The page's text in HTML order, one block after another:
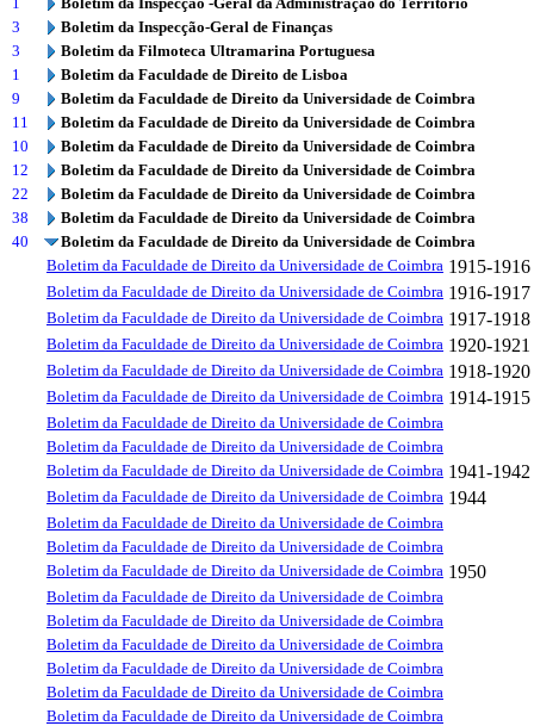
3
Boletim da Inspecção-Geral de Finanças
3
Boletim da Filmoteca Ultramarina Portuguesa
1
Boletim da Faculdade de Direito de Lisboa
9
Boletim da Faculdade de Direito da Universidade de Coimbra
11
Boletim da Faculdade de Direito da Universidade de Coimbra
10
Boletim da Faculdade de Direito da Universidade de Coimbra
12
Boletim da Faculdade de Direito da Universidade de Coimbra
22
Boletim da Faculdade de Direito da Universidade de Coimbra
38
Boletim da Faculdade de Direito da Universidade de Coimbra
40
Boletim da Faculdade de Direito da Universidade de Coimbra
Boletim da Faculdade de Direito da Universidade de Coimbra 1915-1916
Boletim da Faculdade de Direito da Universidade de Coimbra 1916-1917
Boletim da Faculdade de Direito da Universidade de Coimbra 1917-1918
Boletim da Faculdade de Direito da Universidade de Coimbra 1920-1921
Boletim da Faculdade de Direito da Universidade de Coimbra 1918-1920
Boletim da Faculdade de Direito da Universidade de Coimbra 1914-1915
Boletim da Faculdade de Direito da Universidade de Coimbra
Boletim da Faculdade de Direito da Universidade de Coimbra
Boletim da Faculdade de Direito da Universidade de Coimbra 1941-1942
Boletim da Faculdade de Direito da Universidade de Coimbra 1944
Boletim da Faculdade de Direito da Universidade de Coimbra
Boletim da Faculdade de Direito da Universidade de Coimbra
Boletim da Faculdade de Direito da Universidade de Coimbra 1950
Boletim da Faculdade de Direito da Universidade de Coimbra
Boletim da Faculdade de Direito da Universidade de Coimbra
Boletim da Faculdade de Direito da Universidade de Coimbra
Boletim da Faculdade de Direito da Universidade de Coimbra
Boletim da Faculdade de Direito da Universidade de Coimbra
Boletim da Faculdade de Direito da Universidade de Coimbra